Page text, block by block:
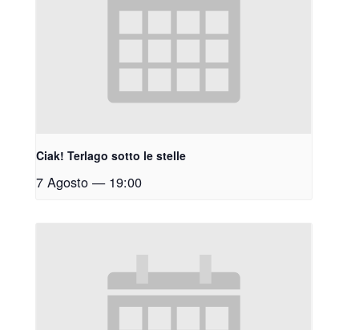
Ciak! Terlago sotto le stelle
7 Agosto — 19:00